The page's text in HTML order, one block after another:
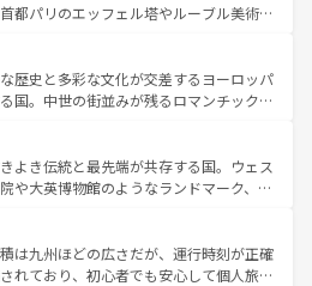
角から、地方では古代ローマ遺跡や中世
て風土や気候が異なるスペインはその個
性で訪れる人を魅了する。 なお、新着のスペイン情報は コ
照してほしい。
都パリのエッフェル塔やルーブル美術館
詰まっている。華麗な宮殿、歴史的な大
チ、そして豊かな自然が、訪れる者を心
た、フランスは美食の国としても知ら
の発祥地であるランス、プロヴァンスの
ー畑など、多彩な楽しみ方が可能だ。さ
地域にも魅力が溢れており、どの街角に
ぶとそれぞれで全く異なる文化を体験で
だろう。 なお、新着のフランス情報はコンテンツ一覧
。
歴史と多彩な文化が交差するヨーロッパ
国。中世の街並みが残るロマンチック街
、どこを歩いても飽きることがない。ベ
気、バイエルン州のアルプスの絶景、そ
のワイン畑といった風景は必見。ビール
ぜひ体験してほしい。 なお、新着の
テンツ一覧を参照してほしい。
よき伝統と最先端が共存する国。ウェス
や大英博物館のようなランドマーク、歴
魅力がある。また、優雅なアフタヌーン
きにはたまらない英国パブ、サッカー観
らこそできる体験も豊富。イギリスを旅
は九州ほどの広さだが、運行時刻が正確
れており、初心者でも安心して個人旅行